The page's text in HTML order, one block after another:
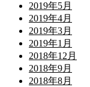
2019年5月
2019年4月
2019年3月
2019年1月
2018年12月
2018年9月
2018年8月